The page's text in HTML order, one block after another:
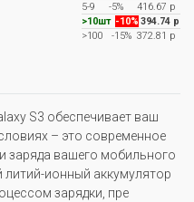
5-9
-5%
416.67 р
>10шт -10% 394.74 р
>100
-15% 372.81 р
S3 обеспечивает ваш
– это современное
заряда вашего мобильного
литий-ионный аккумулятор
зарядки, пре